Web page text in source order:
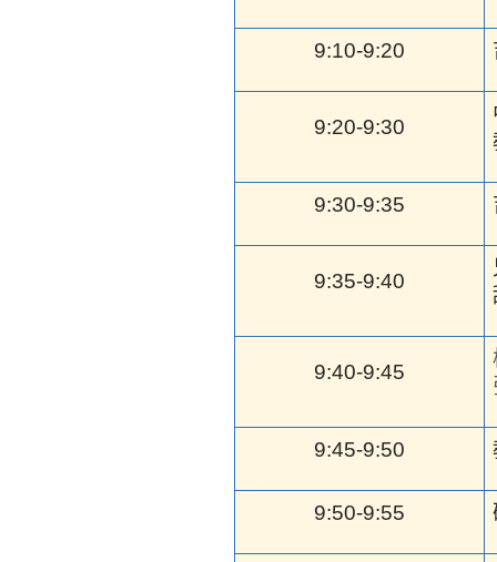
9:10-9:20
9:20-9:30
9:30-9:35
9:35-9:40
9:40-9:45
9:45-9:50
9:50-9:55